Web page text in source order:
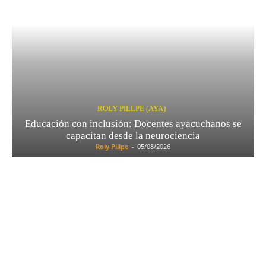
ROLY PILLPE (AYA)
Educación con inclusión: Docentes ayacuchanos se
capacitan desde la neurociencia
Roly Pillpe - 05/08/2026